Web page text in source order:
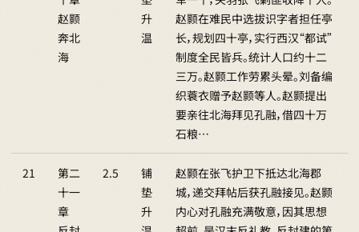
赵颢
奔北
海
升
温
赵颢在难民中选拔识字者担任亭
长，规划四十亭，实行西汉“都试”
制度全民皆兵。统计人口约十二
三万。赵颢工作劳累头晕。刘备编
织蓑衣赠予赵颢等人。赵颢提出
要亲往北海拜见孔融，借四十万
石粮…
21
第二
十一
章
2.5
铺
垫
升
赵颢在张飞护卫下抵达北海郡
城，递交拜帖后获孔融接见。赵颢
内心对孔融充满敬意，因其思想